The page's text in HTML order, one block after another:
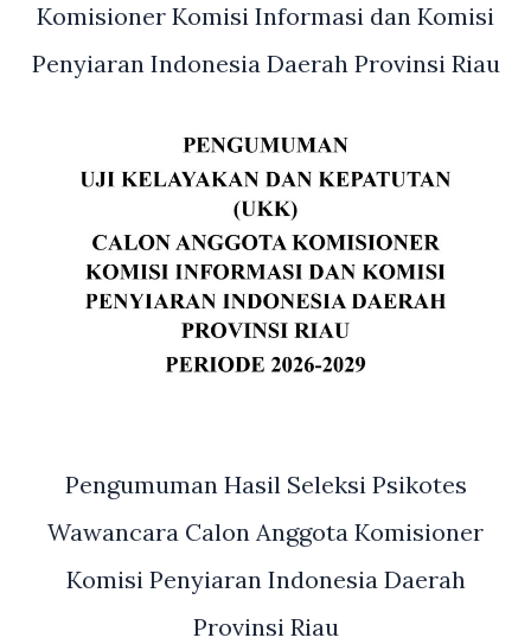
Komisioner Komisi Informasi dan Komisi
Penyiaran Indonesia Daerah Provinsi Riau
Pengumuman Hasil Seleksi Psikotes
Wawancara Calon Anggota Komisioner
Komisi Penyiaran Indonesia Daerah
Provinsi Riau